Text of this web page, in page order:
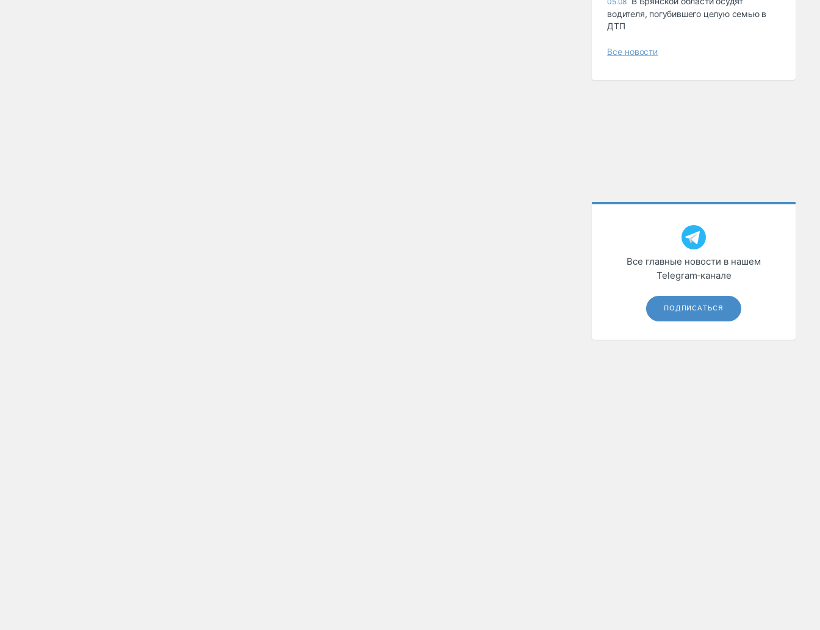
водителя, погубившего целую семью в
ДТП
Все новости
Все главные новости в нашем
Telegram‑канале
ПОДПИСАТЬСЯ